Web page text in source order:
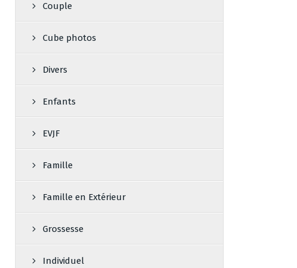
Couple
Cube photos
Divers
Enfants
EVJF
Famille
Famille en Extérieur
Grossesse
Individuel